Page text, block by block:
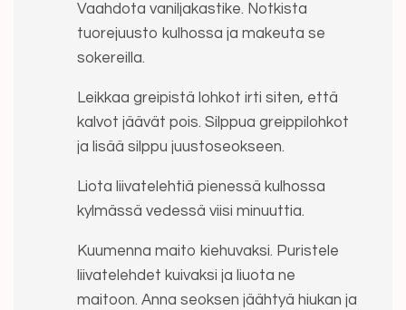
Vaahdota vaniljakastike. Notkista
tuorejuusto kulhossa ja makeuta se
sokereilla.
Leikkaa greipistä lohkot irti siten, että
kalvot jäävät pois. Silppua greippilohkot
ja lisää silppu juustoseokseen.
Liota liivatelehtiä pienessä kulhossa
kylmässä vedessä viisi minuuttia.
Kuumenna maito kiehuvaksi. Puristele
liivatelehdet kuivaksi ja liuota ne
maitoon. Anna seoksen jäähtyä hiukan ja